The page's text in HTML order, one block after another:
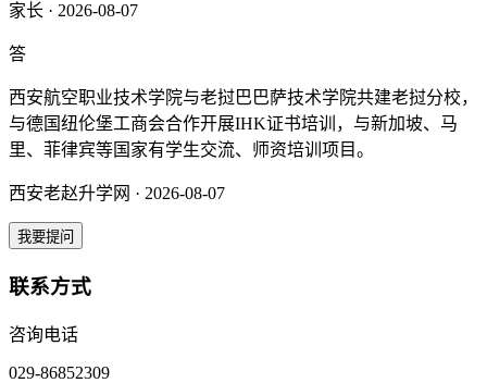
家长 · 2026-08-07
答
西安航空职业技术学院与老挝巴巴萨技术学院共建老挝分校，
与德国纽伦堡工商会合作开展IHK证书培训，与新加坡、马
里、菲律宾等国家有学生交流、师资培训项目。
西安老赵升学网 · 2026-08-07
我要提问
联系方式
咨询电话
029-86852309